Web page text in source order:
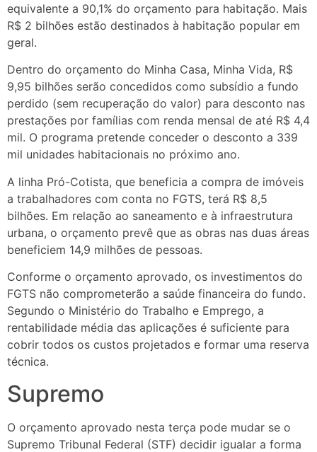
equivalente a 90,1% do orçamento para habitação. Mais
R$ 2 bilhões estão destinados à habitação popular em
geral.
Dentro do orçamento do Minha Casa, Minha Vida, R$
9,95 bilhões serão concedidos como subsídio a fundo
perdido (sem recuperação do valor) para desconto nas
prestações por famílias com renda mensal de até R$ 4,4
mil. O programa pretende conceder o desconto a 339
mil unidades habitacionais no próximo ano.
A linha Pró-Cotista, que beneficia a compra de imóveis
a trabalhadores com conta no FGTS, terá R$ 8,5
bilhões. Em relação ao saneamento e à infraestrutura
urbana, o orçamento prevê que as obras nas duas áreas
beneficiem 14,9 milhões de pessoas.
Conforme o orçamento aprovado, os investimentos do
FGTS não comprometerão a saúde financeira do fundo.
Segundo o Ministério do Trabalho e Emprego, a
rentabilidade média das aplicações é suficiente para
cobrir todos os custos projetados e formar uma reserva
técnica.
Supremo
O orçamento aprovado nesta terça pode mudar se o
Supremo Tribunal Federal (STF) decidir igualar a forma